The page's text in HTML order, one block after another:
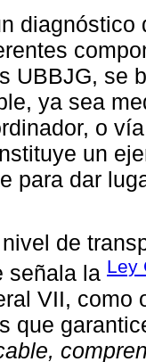
UBBJG, se
ya sea
o
un
para dar
de
señala la Ley
VII, como
que